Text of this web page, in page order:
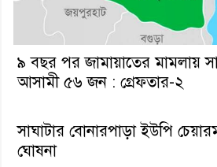
৯ বছর পর জামায়াতের মামলায়
আসামী ৫৬ জন : গ্রেফতার-২
সাঘাটার বোনারপাড়া ইউপি
ঘোষনা